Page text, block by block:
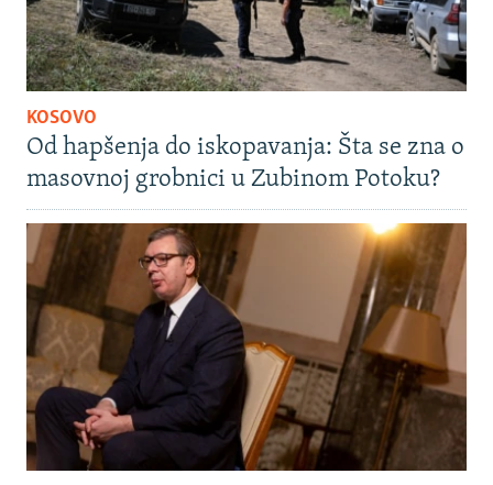
KOSOVO
Od hapšenja do iskopavanja: Šta se zna o
masovnoj grobnici u Zubinom Potoku?